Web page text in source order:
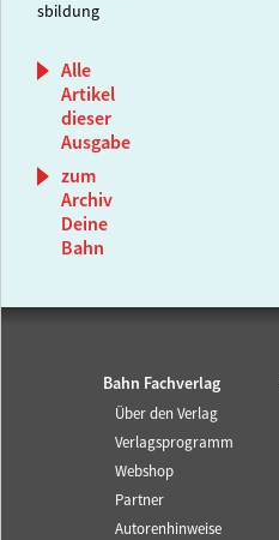
sbildung
Alle
Artikel
dieser
Ausgabe
zum
Archiv
Deine
Bahn
Bahn Fachverlag
Über den Verlag
Verlagsprogramm
Webshop
Partner
Autorenhinweise